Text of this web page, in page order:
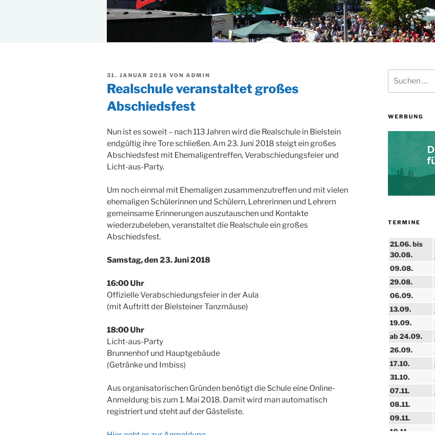
VERÖFFENTLICHT
AM
31. JANUAR 2018 VON ADMIN
Realschule veranstaltet großes
Abschiedsfest
Nun ist es soweit – nach 113 Jahren wird die Realschule in Bielstein
endgültig ihre Tore schließen. Am 23. Juni 2018 steigt ein großes
Abschiedsfest mit Ehemaligentreffen, Verabschiedungsfeier und
Licht-aus-Party.
Um noch einmal mit Ehemaligen zusammenzutreffen und mit vielen
ehemaligen Schülerinnen und Schülern, Lehrerinnen und Lehrern
gemeinsame Erinnerungen auszutauschen und Kontakte
wiederzubeleben, veranstaltet die Realschule ein großes
Abschiedsfest.
Samstag, den 23. Juni 2018
16:00 Uhr
Offizielle Verabschiedungsfeier in der Aula
(mit Auftritt der Bielsteiner Tanzmäuse)
18:00 Uhr
Licht-aus-Party
Brunnenhof und Hauptgebäude
(Getränke und Imbiss)
Aus organisatorischen Gründen benötigt die Schule eine Online-
Anmeldung bis zum 1. Mai 2018. Damit wird man automatisch
registriert und steht auf der Gästeliste.
nach:
WERBUNG
TERMINE
21.06. bis
30.08.
09.08.
29.08.
06.09.
13.09.
19.09.
ab 24.09.
26.09.
17.10.
31.10.
07.11.
08.11.
09.11.
10.11.